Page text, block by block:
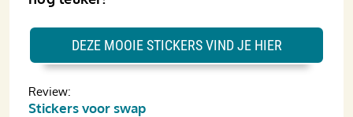
Review:
Stickers voor swap
DEZE MOOIE STICKERS VIND JE HIER